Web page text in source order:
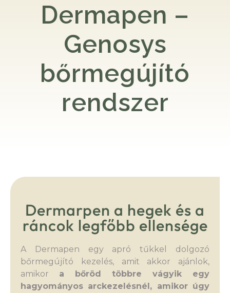
Dermapen –
Genosys
bőrmegújító
rendszer
Dermarpen a hegek és a
ráncok legfőbb ellensége
A Dermapen egy apró tűkkel dolgozó
bőrmegújító kezelés, amit akkor ajánlok,
amikor a bőröd többre vágyik egy
hagyományos arckezelésnél, amikor úgy